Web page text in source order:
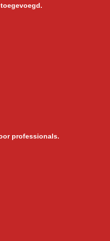
professionals.